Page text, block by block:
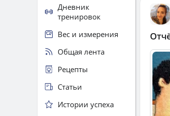
Дневник
тренировок
Вес и измерения
Общая лента
Рецепты
Статьи
Истории успеха